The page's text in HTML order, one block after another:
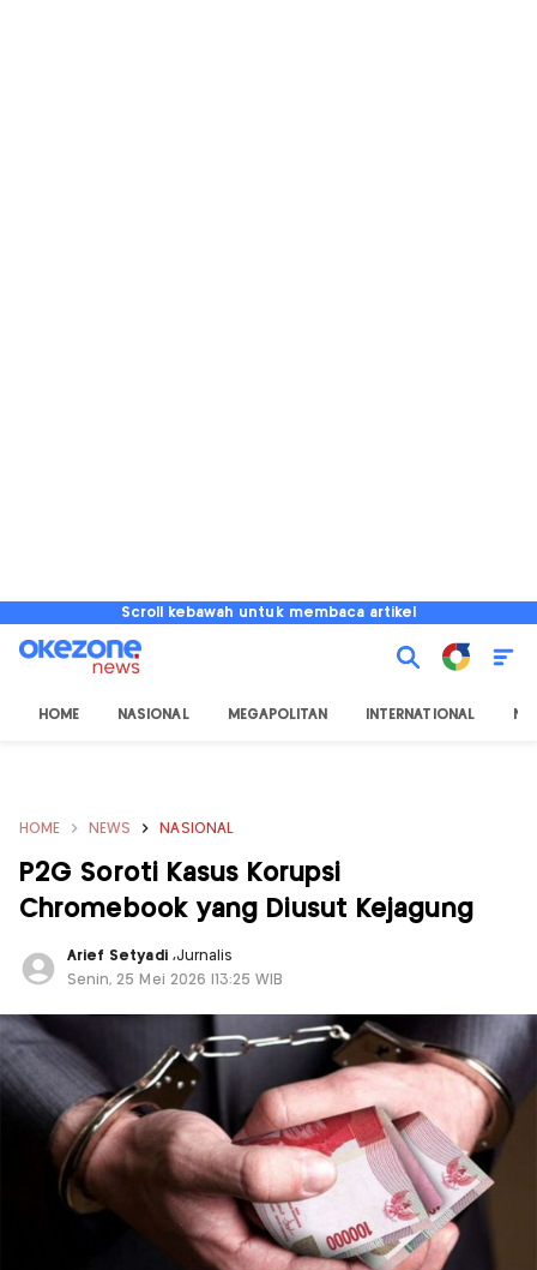
Scroll kebawah untuk membaca artikel
HOME NASIONAL MEGAPOLITAN INTERNATIONAL
HOME NEWS NASIONAL
P2G Soroti Kasus Korupsi
Chromebook yang Diusut Kejagung
Arief Setyadi ,Jurnalis
Senin, 25 Mei 2026 |13:25 WIB